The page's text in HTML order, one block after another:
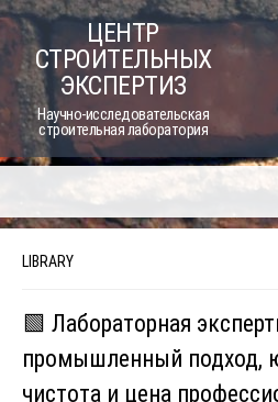
Skip
to
content
ЦЕНТР
СТРОИТЕЛЬНЫХ
ЭКСПЕРТИЗ
Научно-исследовательская
строительная лаборатория
LIBRARY
🟩 Лабораторная
промышленный подход,
чистота и цена